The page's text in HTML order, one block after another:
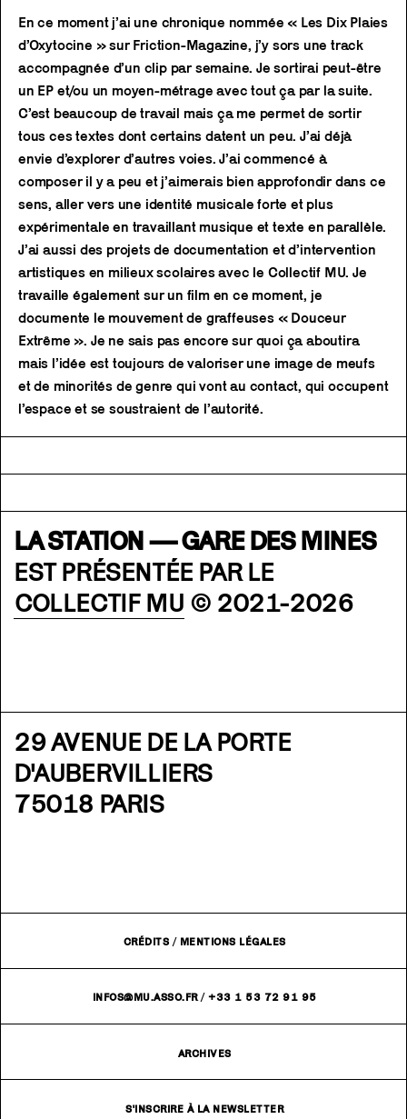
En ce moment j’ai une chronique nommée « Les Dix Plaies
d’Oxytocine » sur Friction-Magazine, j’y sors une track
accompagnée d’un clip par semaine. Je sortirai peut-être
un EP et/ou un moyen-métrage avec tout ça par la suite.
C’est beaucoup de travail mais ça me permet de sortir
tous ces textes dont certains datent un peu. J’ai déjà
envie d’explorer d’autres voies. J’ai commencé à
composer il y a peu et j’aimerais bien approfondir dans ce
sens, aller vers une identité musicale forte et plus
expérimentale en travaillant musique et texte en parallèle.
J’ai aussi des projets de documentation et d’intervention
artistiques en milieux scolaires avec le Collectif MU. Je
travaille également sur un film en ce moment, je
documente le mouvement de graffeuses « Douceur
Extrême ». Je ne sais pas encore sur quoi ça aboutira
mais l’idée est toujours de valoriser une image de meufs
et de minorités de genre qui vont au contact, qui occupent
l’espace et se soustraient de l’autorité.
LA STATION — GARE DES MINES
EST PRÉSENTÉE PAR LE
COLLECTIF MU © 2021-2026
29 AVENUE DE LA PORTE
D'AUBERVILLIERS
75018 PARIS
CRÉDITS / MENTIONS LÉGALES
INFOS@MU.ASSO.FR/ +33 1 53 72 91 95
ARCHIVES
S'INSCRIRE À LA NEWSLETTER